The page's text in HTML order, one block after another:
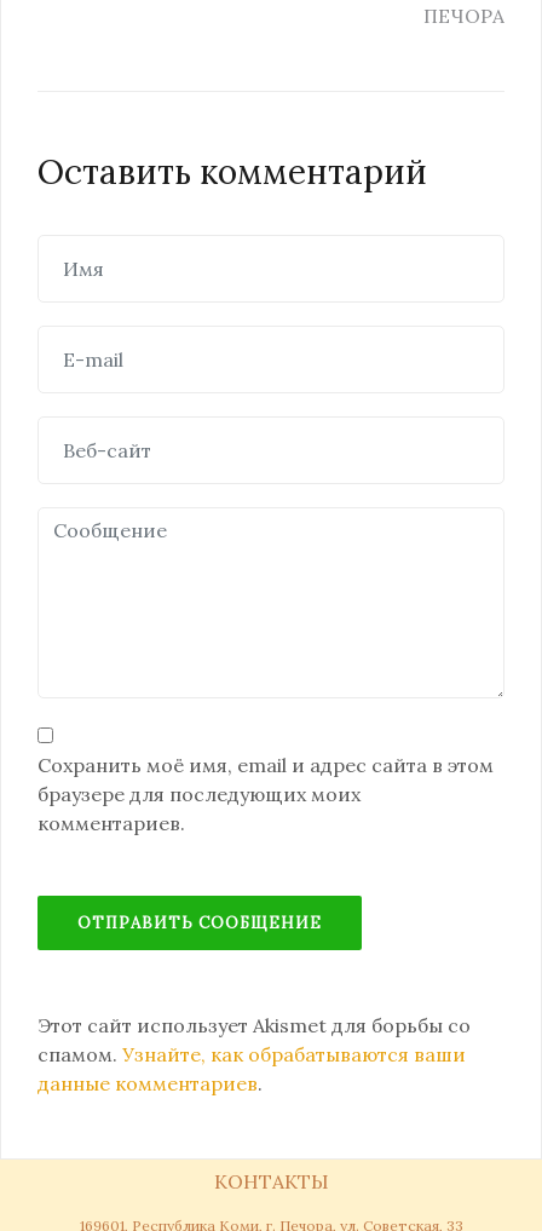
ПЕЧОРА
Оставить комментарий
Сохранить моё имя, email и адрес сайта в этом
браузере для последующих моих
комментариев.
Этот сайт использует Akismet для борьбы со
спамом. Узнайте, как обрабатываются ваши
данные комментариев.
КОНТАКТЫ
169601, Республика Коми, г. Печора, ул. Советская, 33